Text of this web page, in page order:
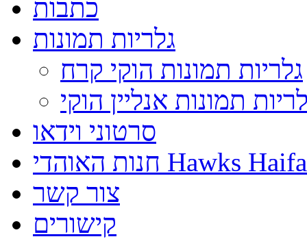
כתבות
גלריות תמונות
גלריות תמונות הוקי קרח
תמונות אנליין הוקי
סרטוני וידאו
חנות האוהדי Hawks Haifa
צור קשר
קישורים